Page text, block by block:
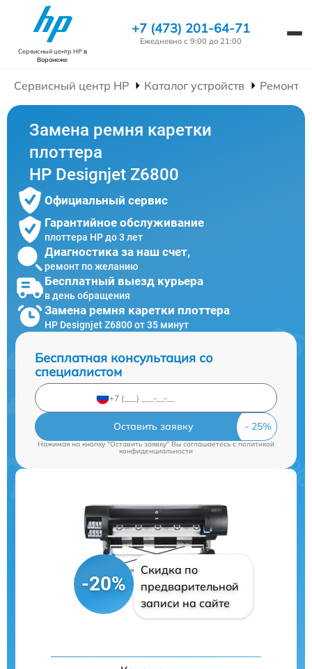
Сервисный центр HPв
Воронеже
+7 (473) 201-64-71
Ежедневно с 9:00 до 21:00
Сервисный центр HP Каталог устройств Ремонт
Замена ремня каретки
плоттера
HP Designjet Z6800
Официальный сервис
Гарантийное обслуживание
плоттера HP до 3 лет
Диагностика за наш счет,
ремонт по желанию
Бесплатный выезд курьера
в день обращения
Замена ремня каретки плоттера
HP Designjet Z6800 от 35 минут
Бесплатная консультация со
специалистом
Оставить заявку
Нажимая на кнопку "Оставить заявку" Вы соглашаетесь cполитикой
конфиденциальности
-20%
Скидка по
предварительной
записи на сайте